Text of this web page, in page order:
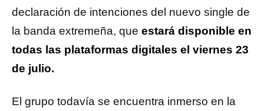
declaración de intenciones del nuevo single de
la banda extremeña, que estará disponible en
todas las plataformas digitales el viernes 23
de julio.
El grupo todavía se encuentra inmerso en la